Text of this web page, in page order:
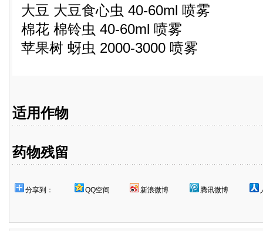
大豆 大豆食心虫 40-60ml 喷雾
棉花 棉铃虫 40-60ml 喷雾
苹果树 蚜虫 2000-3000 喷雾
适用作物
药物残留
分享到： QQ空间 新浪微博 腾讯微博